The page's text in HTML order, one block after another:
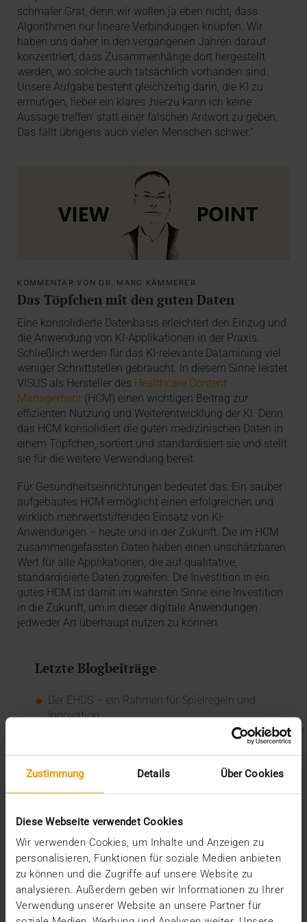
Zustimmung Details Über Cookies
Diese Webseite verwendet Cookies
Wir verwenden Cookies, um Inhalte und Anzeigen zu
personalisieren, Funktionen für soziale Medien anbieten
zu können und die Zugriffe auf unsere Website zu
analysieren. Außerdem geben wir Informationen zu Ihrer
Verwendung unserer Website an unsere Partner für
schmaler Grat, denn wir wollen ja eben nicht, dass
Algorithmen nur lineare Verbindungen knüpfen. Wir
haben uns daher in den vergangenen Jahren darauf
konzentriert, dass Zusammenhänge dort hergestellt
werden, wo solche auch tatsächlich vorhanden sind.
Unsere Aufgabe besteht gleichzeitig darin, die KI zu
ermutigen, lieber ein klares ‚hierzu kann ich keine
Aussage treffen‘ statt einer falschen Antwort zu geben.
Das fällt übrigens auch vielen Menschen schwer.“
KOMMENTAR VON DR. MARC KÄMMERER
Das Töpfchen mit den guten Daten
Eine konsolidierte Datenbasis erleichtert den Einzug und
die Anwendung von KI-Applikationen in der Praxis.
Schließlich werden für das KI-relevante Datamining viel
weniger Schnittstellen gebraucht. In diesem Sinne leistet
VISUS als Hersteller des Healthcare Content
Management (HCM) einen wichtigen Beitrag zur
effizienten Nutzung und Weiterentwicklung der KI. Denn
das HCM konsolidiert die guten medizinischen Daten in
einem Töpfchen, sortiert und standardisiert sie und stellt
sie für die weitere Verwendung bereit.
Für Gesundheitseinrichtungen bedeutet das: Ein sauber
aufgebautes HCM ermöglicht einen erfolgreichen und
wirklich mehrwertstiftenden Einsatz von KI-
Anwendungen – heute und in der Zukunft. Die im HCM
zusammengefassten Daten haben einen unschätzbaren
Wert für alle Applikationen, die auf qualitative,
standardisierte Daten zugreifen. Die Investition in ein
gutes HCM ist damit im wahrsten Sinne eine Investition
in die Zukunft, um in dieser digitale Anwendungen
jedweder Art überhaupt nutzen zu können.
Letzte Blogbeiträge
Der EHDS – ein Rahmen für Spielregeln und
Innovation
Der EU AI Act im Krankenhaus: So betten Sie KI in Ihre
So kommen Dokumente automatisch in die ePA
Ein Dutzend Gütesiegel
Kategorien
CSR
Events
Intern
Kolumne
News